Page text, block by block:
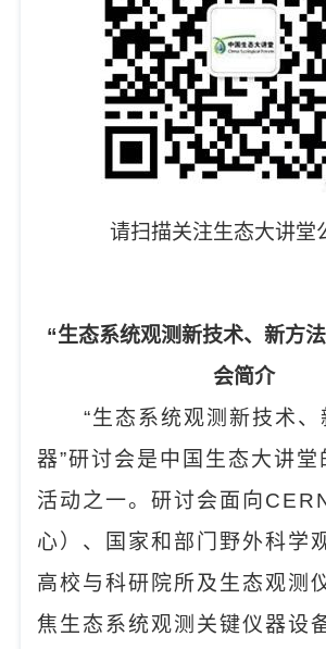
请扫描关注生态大讲堂
“生态系统观测新技术、新方
会简介
“生态系统观测新技术、
器”研讨会是中国生态大讲堂
活动之一。研讨会面向
心）、国家和部门野外科学
高校与科研院所及生态观测
焦生态系统观测关键仪器设